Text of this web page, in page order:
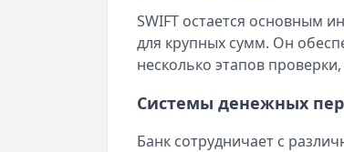
SWIFT остается основным
для крупных сумм. Он
несколько этапов
Системы денежных
Банк сотрудничает с